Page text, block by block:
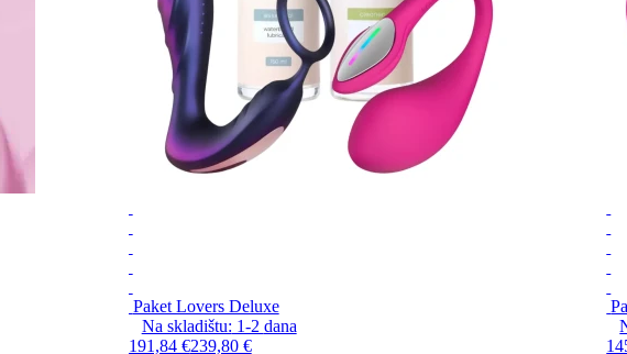
Paket Lovers Deluxe
Na skladištu: 1-2 dana
191,84 €239,80 €